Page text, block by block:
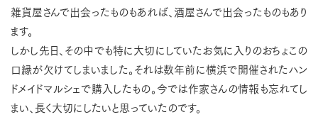
雑貨屋さんで出会ったものもあれば、酒屋さんで出会ったものもあり
ます。
しかし先日、その中でも特に大切にしていたお気に入りのおちょこの
口縁が欠けてしまいました。それは数年前に横浜で開催されたハン
ドメイドマルシェで購入したもの。今では作家さんの情報も忘れてし
まい、長く大切にしたいと思っていたのです。